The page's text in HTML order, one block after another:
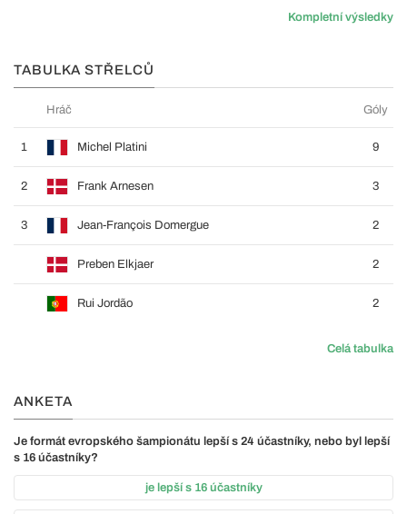
Kompletní výsledky
TABULKA STŘELCŮ
Hráč Góly
1 Michel Platini 9
2 Frank Arnesen 3
3 Jean-François Domergue 2
Preben Elkjaer 2
Rui Jordão 2
Celá tabulka
ANKETA
Je formát evropského šampionátu lepší s 24 účastníky, nebo byl lepší
s 16 účastníky?
je lepší s 16 účastníky